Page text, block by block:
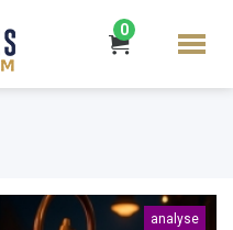
0
analyse